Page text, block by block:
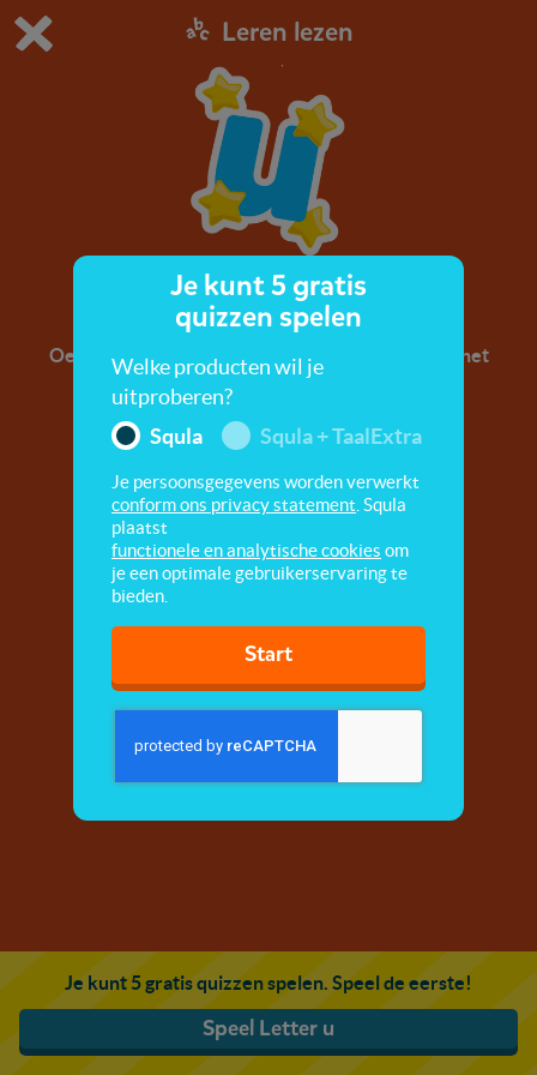
Dit is de gratis demo van Squla.
Bestel nu
Leren lezen
Letter u
Oefen met de letter u. A, b, c, leer alle letters uit het
alfabet!
Je kunt 5 gratis quizzen spelen. Speel de eerste!
Speel Letter u
Je kunt 5 gratis
quizzen spelen
Welke producten wil je
uitproberen?
Squla
Squla + TaalExtra
Je persoonsgegevens worden verwerkt
conform ons privacy statement . Squla
plaatst
functionele en analytische cookies om
je een optimale gebruikerservaring te
bieden.
Start